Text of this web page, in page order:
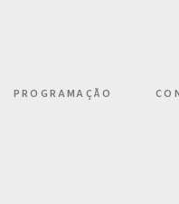
PROGRAMAÇÃO